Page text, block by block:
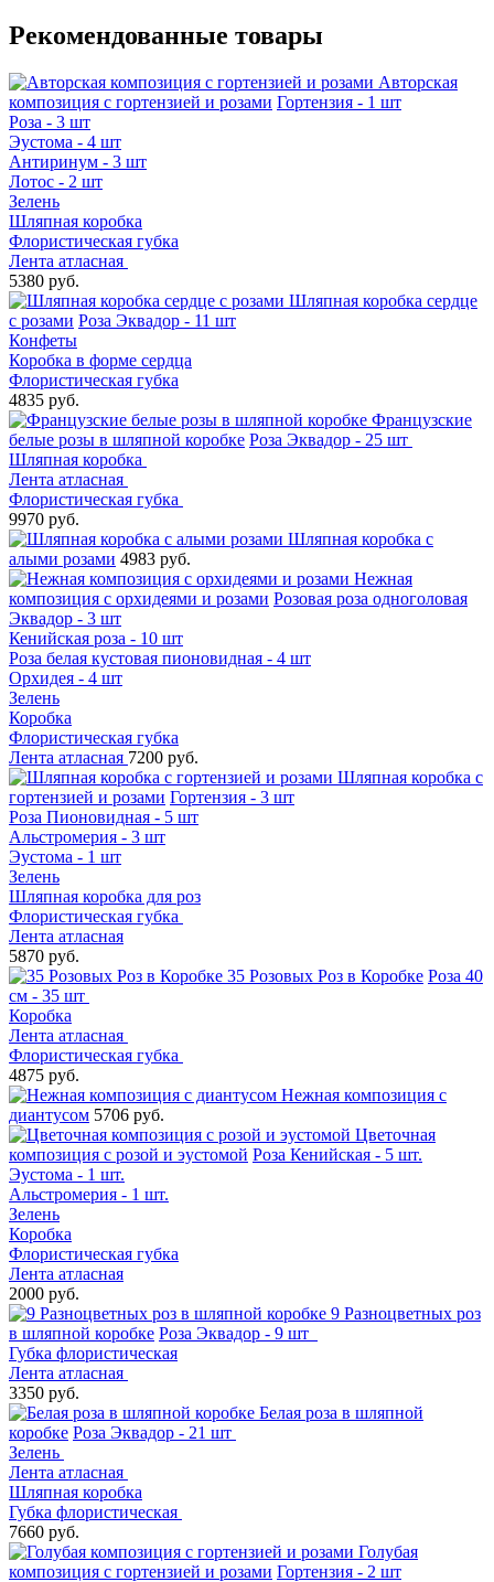
Рекомендованные товары
Авторская
композиция с гортензией и розами Гортензия - 1 шт
Роза - 3 шт
Эустома - 4 шт
Антиринум - 3 шт
Лотос - 2 шт
Зелень
Шляпная коробка
Флористическая губка
Лента атласная
5380 руб.
Шляпная коробка сердце
с розами Роза Эквадор - 11 шт
Конфеты
Коробка в форме сердца
Флористическая губка
4835 руб.
Французские
белые розы в шляпной коробке Роза Эквадор - 25 шт
Шляпная коробка
Лента атласная
Флористическая губка
9970 руб.
Шляпная коробка с
алыми розами 4983 руб.
Нежная
композиция с орхидеями и розами Розовая роза одноголовая
Эквадор - 3 шт
Кенийская роза - 10 шт
Роза белая кустовая пионовидная - 4 шт
Орхидея - 4 шт
Зелень
Коробка
Флористическая губка
Лента атласная 7200 руб.
Шляпная коробка с
гортензией и розами Гортензия - 3 шт
Роза Пионовидная - 5 шт
Альстромерия - 3 шт
Эустома - 1 шт
Зелень
Шляпная коробка для роз
Флористическая губка
Лента атласная
5870 руб.
35 Розовых Роз в Коробке Роза 40
см - 35 шт
Коробка
Лента атласная
Флористическая губка
4875 руб.
Нежная композиция с
диантусом 5706 руб.
Цветочная
композиция с розой и эустомой Роза Кенийская - 5 шт.
Эустома - 1 шт.
Альстромерия - 1 шт.
Зелень
Коробка
Флористическая губка
Лента атласная
2000 руб.
9 Разноцветных роз
в шляпной коробке Роза Эквадор - 9 шт
Губка флористическая
Лента атласная
3350 руб.
Белая роза в шляпной
коробке Роза Эквадор - 21 шт
Зелень
Лента атласная
Шляпная коробка
Губка флористическая
7660 руб.
Голубая
композиция с гортензией и розами Гортензия - 2 шт